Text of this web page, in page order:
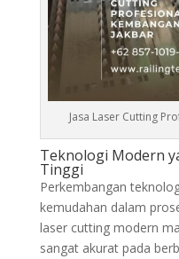
Jasa Laser Cutting
Teknologi Modern
Tinggi
Perkembangan
kemudahan dalam
laser cutting modern
sangat akurat pada